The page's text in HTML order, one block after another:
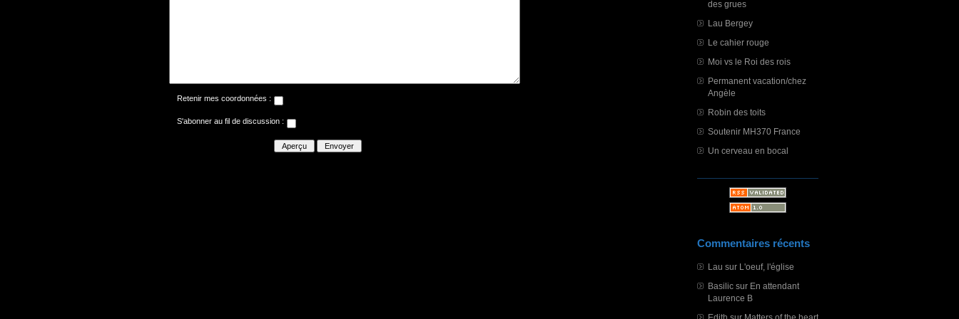
des grues
Lau Bergey
Le cahier rouge
Moi vs le Roi des rois
Permanent vacation/chez
Angèle
Robin des toits
Soutenir MH370 France
Un cerveau en bocal
Commentaires récents
Lau sur L'oeuf, l'église
Basilic sur En attendant
Laurence B
Retenir mes coordonnées :
S'abonner au fil de discussion :